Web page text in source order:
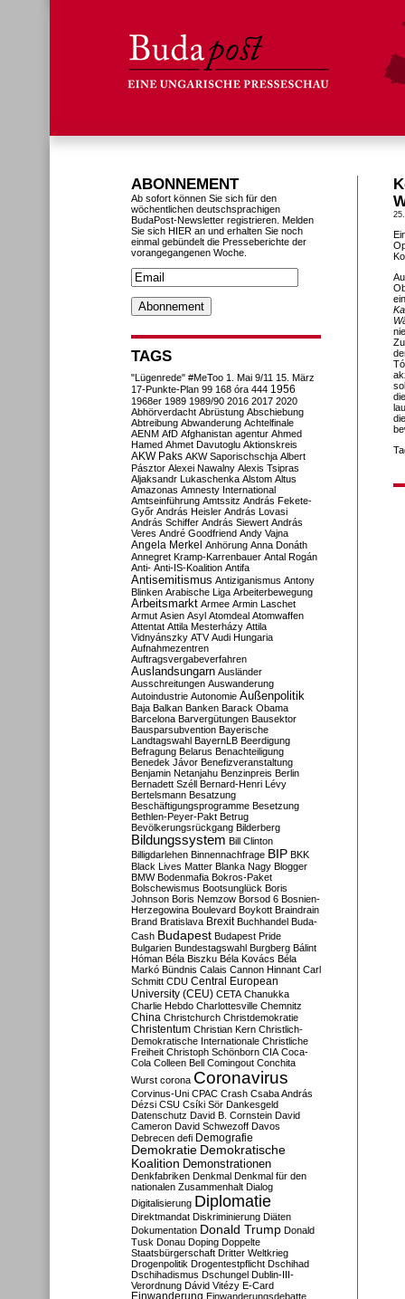
ABONNEMENT
Ab sofort können Sie sich für den
wöchentlichen deutschsprachigen
BudaPost-Newsletter registrieren. Melden
Sie sich HIER an und erhalten Sie noch
einmal gebündelt die Presseberichte der
vorangegangenen Woche.
TAGS
"Lügenrede" #MeToo 1. Mai 9/11 15. März
17-Punkte-Plan 99 168 óra 444 1956
1968er 1989 1989/90 2016 2017 2020
Abhörverdacht Abrüstung Abschiebung
Abtreibung Abwanderung Achtelfinale
AENM AfD Afghanistan agentur Ahmed
Hamed Ahmet Davutoglu Aktionskreis
AKW Paks AKW Saporischschja Albert
Pásztor Alexei Nawalny Alexis Tsipras
Aljaksandr Lukaschenka Alstom Altus
Amazonas Amnesty International
Amtseinführung Amtssitz András Fekete-
Győr András Heisler András Lovasi
András Schiffer András Siewert András
Veres André Goodfriend Andy Vajna
Angela Merkel Anhörung Anna Donáth
Annegret Kramp-Karrenbauer Antal Rogán
Anti- Anti-IS-Koalition Antifa
Antisemitismus Antiziganismus Antony
Blinken Arabische Liga Arbeiterbewegung
Arbeitsmarkt Armee Armin Laschet
Armut Asien Asyl Atomdeal Atomwaffen
Attentat Attila Mesterházy Attila
Vidnyánszky ATV Audi Hungaria
Aufnahmezentren
Auftragsvergabeverfahren
Auslandsungarn Ausländer
Ausschreitungen Auswanderung
Autoindustrie Autonomie Außenpolitik
Baja Balkan Banken Barack Obama
Barcelona Barvergütungen Bausektor
Bausparsubvention Bayerische
Landtagswahl BayernLB Beerdigung
Befragung Belarus Benachteiligung
Benedek Jávor Benefizveranstaltung
Benjamin Netanjahu Benzinpreis Berlin
Bernadett Széll Bernard-Henri Lévy
Bertelsmann Besatzung
Beschäftigungsprogramme Besetzung
Bethlen-Peyer-Pakt Betrug
Bevölkerungsrückgang Bilderberg
Bildungssystem Bill Clinton
Billigdarlehen Binnennachfrage BIP BKK
Black Lives Matter Blanka Nagy Blogger
BMW Bodenmafia Bokros-Paket
Bolschewismus Bootsunglück Boris
Johnson Boris Nemzow Borsod 6 Bosnien-
Herzegowina Boulevard Boykott Braindrain
Brand Bratislava Brexit Buchhandel Buda-
Cash Budapest Budapest Pride
Bulgarien Bundestagswahl Burgberg Bálint
Hóman Béla Biszku Béla Kovács Béla
Markó Bündnis Calais Cannon Hinnant Carl
Schmitt CDU Central European
University (CEU) CETA Chanukka
Charlie Hebdo Charlottesville Chemnitz
China Christchurch Christdemokratie
Christentum Christian Kern Christlich-
Demokratische Internationale Christliche
Freiheit Christoph Schönborn CIA Coca-
Cola Colleen Bell Comingout Conchita
Wurst corona Coronavirus
Corvinus-Uni CPAC Crash Csaba András
Dézsi CSU Csíki Sör Dankesgeld
Datenschutz David B. Cornstein David
Cameron David Schwezoff Davos
Debrecen defi Demografie
Demokratie Demokratische
Koalition Demonstrationen
Denkfabriken Denkmal Denkmal für den
nationalen Zusammenhalt Dialog
Digitalisierung Diplomatie
Direktmandat Diskriminierung Diäten
Dokumentation Donald Trump Donald
Tusk Donau Doping Doppelte
Staatsbürgerschaft Dritter Weltkrieg
Drogenpolitik Drogentestpflicht Dschihad
Dschihadismus Dschungel Dublin-III-
Verordnung Dávid Vitézy E-Card
Einwanderung Einwanderungsdebatte